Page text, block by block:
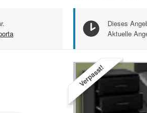
Dieses
Aktuelle
Verpasst!